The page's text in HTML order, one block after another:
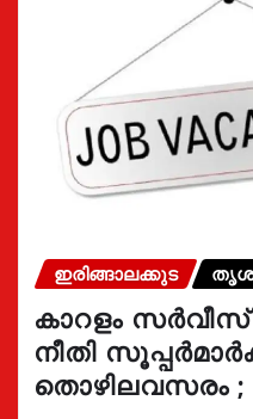
ഇരിങ്ങാലക്കുട
കാറളം
നീതി
തൊഴിലവസരം